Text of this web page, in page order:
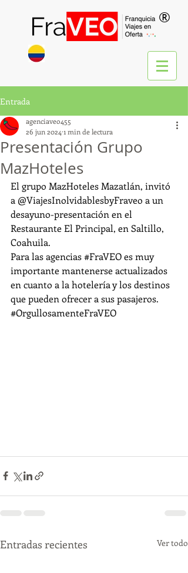
®
Entrada
Presentación Grupo
MazHoteles
agenciaveo455
26 jun 2024 1 min de lectura
El grupo MazHoteles Mazatlán, invitó
a @ViajesInolvidablesbyFraveo a un
desayuno-presentación en el
Restaurante El Principal, en Saltillo,
Coahuila.
Para las agencias #FraVEO es muy
importante mantenerse actualizados
en cuanto a la hotelería y los destinos
que pueden ofrecer a sus pasajeros.
#OrgullosamenteFraVEO
Entradas recientes Ver todo